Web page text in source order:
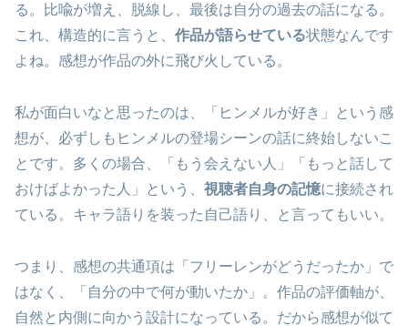
る。比喩が増え、脱線し、最後は自分の過去の話になる。
これ、構造的に言うと、 作品が語らせている状態なんです
よね。感想が作品の外に飛び火している。
私が面白いなと思ったのは、「ヒンメルが好き」という感
想が、必ずしもヒンメルの登場シーンの話に終始しないこ
とです。多くの場合、「もう会えない人」「もっと話して
おけばよかった人」という、 視聴者自身の記憶に接続され
ている。キャラ語りを装った自己語り、と言ってもいい。
つまり、感想の共通項は「フリーレンがどうだったか」で
はなく、「自分の中で何が動いたか」。作品の評価軸が、
自然と内側に向かう設計になっている。だから感想が似て